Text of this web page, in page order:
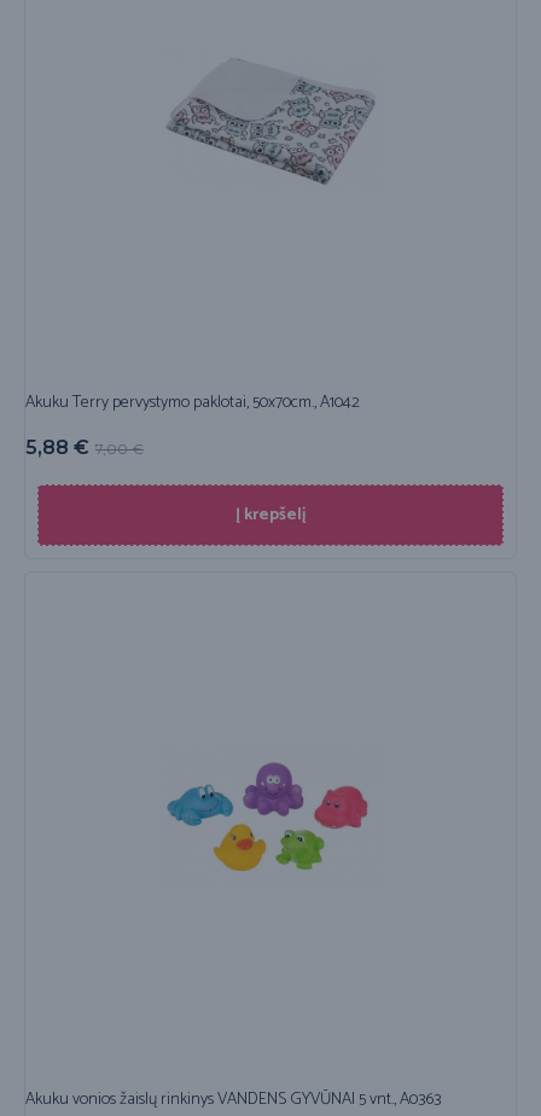
Akuku Terry pervystymo paklotai, 50x70cm., A1042
7,00€
5,88 €
Į krepšelį
Akuku vonios žaislų rinkinys VANDENS GYVŪNAI 5 vnt., A0363